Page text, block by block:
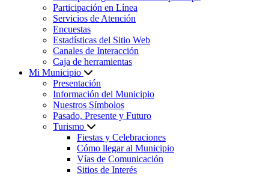
Participación en Línea
Servicios de Atención
Encuestas
Estadísticas del Sitio Web
Canales de Interacción
Caja de herramientas
Mi Municipio
Presentación
Información del Municipio
Nuestros Símbolos
Pasado, Presente y Futuro
Turismo
Fiestas y Celebraciones
Cómo llegar al Municipio
Vías de Comunicación
Sitios de Interés